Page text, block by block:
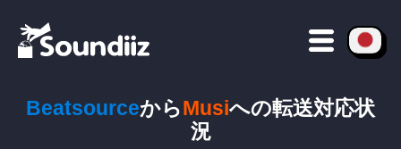
BeatsourceからMusiへの転送対応状
況